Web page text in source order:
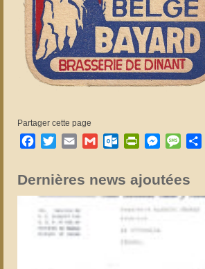
Partager cette page
Facebook
TwitterEmail GmailOutlook.com
PrintFriendly
Dernières news ajoutées